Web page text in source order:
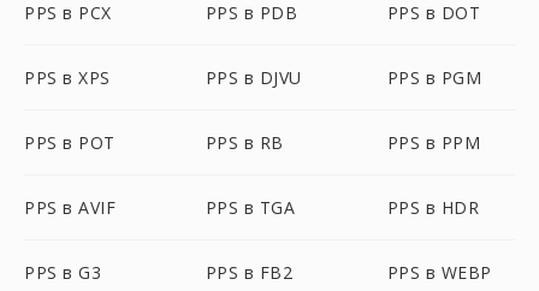
PPS в PCX PPS в PDB PPS в DOT
PPS в XPS PPS в DJVU PPS в PGM
PPS в POT PPS в RB PPS в PPM
PPS в AVIF PPS в TGA PPS в HDR
PPS в G3 PPS в FB2 PPS в WEBP